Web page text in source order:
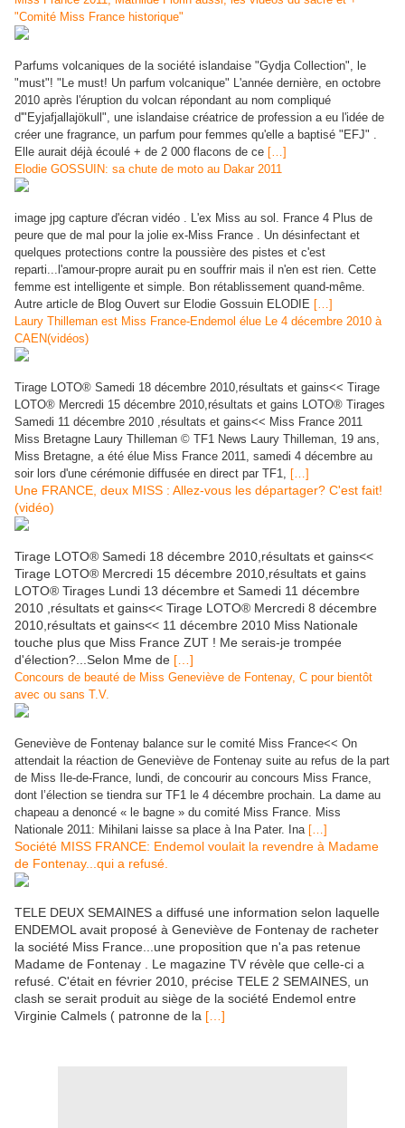
"Comité Miss France historique"
Parfums volcaniques de la société islandaise "Gydja Collection", le
"must"! "Le must! Un parfum volcanique" L'année dernière, en octobre
2010 après l'éruption du volcan répondant au nom compliqué
d'"Eyjafjallajökull", une islandaise créatrice de profession a eu l'idée de
créer une fragrance, un parfum pour femmes qu'elle a baptisé "EFJ" .
Elle aurait déjà écoulé + de 2 000 flacons de ce […]
Elodie GOSSUIN: sa chute de moto au Dakar 2011
image jpg capture d'écran vidéo . L'ex Miss au sol. France 4 Plus de
peure que de mal pour la jolie ex-Miss France . Un désinfectant et
quelques protections contre la poussière des pistes et c'est
reparti...l'amour-propre aurait pu en souffrir mais il n'en est rien. Cette
femme est intelligente et simple. Bon rétablissement quand-même.
Autre article de Blog Ouvert sur Elodie Gossuin ELODIE […]
Laury Thilleman est Miss France-Endemol élue Le 4 décembre 2010 à
CAEN(vidéos)
Tirage LOTO® Samedi 18 décembre 2010,résultats et gains<< Tirage
LOTO® Mercredi 15 décembre 2010,résultats et gains LOTO® Tirages
Samedi 11 décembre 2010 ,résultats et gains<< Miss France 2011
Miss Bretagne Laury Thilleman © TF1 News Laury Thilleman, 19 ans,
Miss Bretagne, a été élue Miss France 2011, samedi 4 décembre au
soir lors d'une cérémonie diffusée en direct par TF1, […]
Une FRANCE, deux MISS : Allez-vous les départager? C'est fait!
(vidéo)
Tirage LOTO® Samedi 18 décembre 2010,résultats et gains<<
Tirage LOTO® Mercredi 15 décembre 2010,résultats et gains
LOTO® Tirages Lundi 13 décembre et Samedi 11 décembre
2010 ,résultats et gains<< Tirage LOTO® Mercredi 8 décembre
2010,résultats et gains<< 11 décembre 2010 Miss Nationale
touche plus que Miss France ZUT ! Me serais-je trompée
d'élection?...Selon Mme de […]
Concours de beauté de Miss Geneviève de Fontenay, C pour bientôt
avec ou sans T.V.
Geneviève de Fontenay balance sur le comité Miss France<< On
attendait la réaction de Geneviève de Fontenay suite au refus de la part
de Miss Ile-de-France, lundi, de concourir au concours Miss France,
dont l’élection se tiendra sur TF1 le 4 décembre prochain. La dame au
chapeau a denoncé « le bagne » du comité Miss France. Miss
Nationale 2011: Mihilani laisse sa place à Ina Pater. Ina […]
Société MISS FRANCE: Endemol voulait la revendre à Madame
de Fontenay...qui a refusé.
TELE DEUX SEMAINES a diffusé une information selon laquelle
ENDEMOL avait proposé à Geneviève de Fontenay de racheter
la société Miss France...une proposition que n'a pas retenue
Madame de Fontenay . Le magazine TV révèle que celle-ci a
refusé. C'était en février 2010, précise TELE 2 SEMAINES, un
clash se serait produit au siège de la société Endemol entre
Virginie Calmels ( patronne de la […]